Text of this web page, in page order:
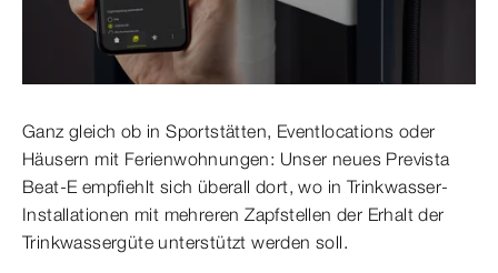
Ganz gleich ob in Sportstätten, Eventlocations oder
Häusern mit Ferienwohnungen: Unser neues Prevista
Beat-E empfiehlt sich überall dort, wo in Trinkwasser-
Installationen mit mehreren Zapfstellen der Erhalt der
Trinkwassergüte unterstützt werden soll.